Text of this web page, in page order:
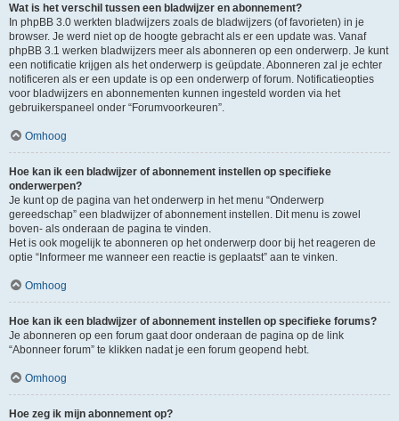
Wat is het verschil tussen een bladwijzer en abonnement?
In phpBB 3.0 werkten bladwijzers zoals de bladwijzers (of favorieten) in je
browser. Je werd niet op de hoogte gebracht als er een update was. Vanaf
phpBB 3.1 werken bladwijzers meer als abonneren op een onderwerp. Je kunt
een notificatie krijgen als het onderwerp is geüpdate. Abonneren zal je echter
notificeren als er een update is op een onderwerp of forum. Notificatieopties
voor bladwijzers en abonnementen kunnen ingesteld worden via het
gebruikerspaneel onder “Forumvoorkeuren”.
Omhoog
Hoe kan ik een bladwijzer of abonnement instellen op specifieke
onderwerpen?
Je kunt op de pagina van het onderwerp in het menu “Onderwerp
gereedschap” een bladwijzer of abonnement instellen. Dit menu is zowel
boven- als onderaan de pagina te vinden.
Het is ook mogelijk te abonneren op het onderwerp door bij het reageren de
optie “Informeer me wanneer een reactie is geplaatst” aan te vinken.
Omhoog
Hoe kan ik een bladwijzer of abonnement instellen op specifieke forums?
Je abonneren op een forum gaat door onderaan de pagina op de link
“Abonneer forum” te klikken nadat je een forum geopend hebt.
Omhoog
Hoe zeg ik mijn abonnement op?